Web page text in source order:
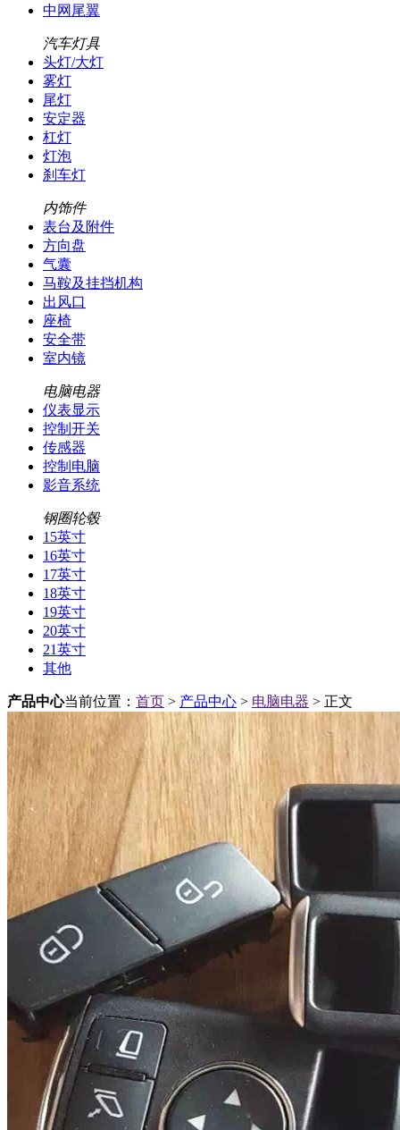
中网尾翼
汽车灯具
头灯/大灯
雾灯
尾灯
安定器
杠灯
灯泡
刹车灯
内饰件
表台及附件
方向盘
气囊
马鞍及挂挡机构
出风口
座椅
安全带
室内镜
电脑电器
仪表显示
控制开关
传感器
控制电脑
影音系统
钢圈轮毂
15英寸
16英寸
17英寸
18英寸
19英寸
20英寸
21英寸
其他
产品中心当前位置： 首页 > 产品中心 > 电脑电器 > 正文